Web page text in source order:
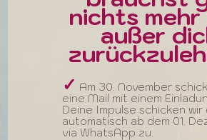
nichts
außer
✓ Am 30. November
eine Mail mit einem
Deine Impulse schicken wir
automatisch ab dem 01.
via WhatsApp zu.